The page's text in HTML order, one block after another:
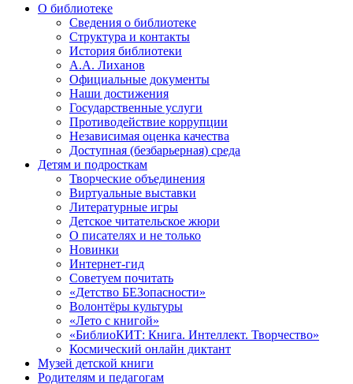
О библиотеке
Сведения о библиотеке
Структура и контакты
История библиотеки
А.А. Лиханов
Официальные документы
Наши достижения
Государственные услуги
Противодействие коррупции
Независимая оценка качества
Доступная (безбарьерная) среда
Детям и подросткам
Творческие объединения
Виртуальные выставки
Литературные игры
Детское читательское жюри
О писателях и не только
Новинки
Интернет-гид
Советуем почитать
«Детство БЕЗопасности»
Волонтёры культуры
«Лето с книгой»
«БиблиоКИТ: Книга. Интеллект. Творчество»
Космический онлайн диктант
Музей детской книги
Родителям и педагогам